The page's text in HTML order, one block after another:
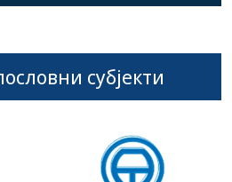
субјекти